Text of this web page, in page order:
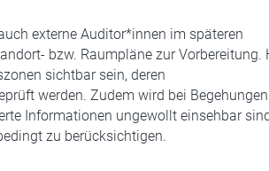
externe Auditor*innen im späteren
bzw. Raumpläne zur Vorbereitung.
sichtbar sein, deren
werden. Zudem wird bei
Informationen ungewollt einsehbar
zu berücksichtigen.